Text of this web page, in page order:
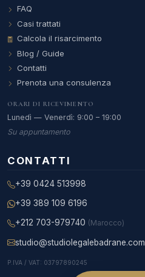
FAQ
Casi trattati
Calcola il risarcimento
Blog / Guide
Contatti
Prenota una consulenza
ORARI DI RICEVIMENTO
Lunedì — Venerdì: 9:00 – 19:00
Su appuntamento
CONTATTI
+39 0424 513998
+39 389 109 6196
+212 703-979740 (Marocco)
studio@studiolegalebadrane.com
P.IVA / VAT: 03797890245